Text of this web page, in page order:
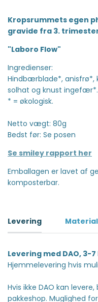
Kropsrummets egen
gravide fra 3.
"Laboro Flow"
Ingredienser:
Hindbærblade*,
solhat og knust ingefær*.
* = økologisk.
Netto vægt: 80g
Bedst før: Se posen
Se smiley rapport her
Emballagen er lavet af
komposterbar.
Levering
Levering med DAO, 3-
Hjemmelevering hvis
Hvis ikke DAO kan
pakkeshop. Muglighed